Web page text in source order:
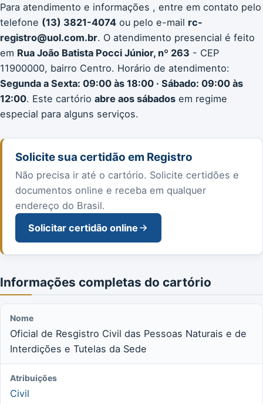
Para atendimento e informações , entre em contato pelo
telefone (13) 3821-4074 ou pelo e-mail rc-
registro@uol.com.br. O atendimento presencial é feito
em Rua João Batista Pocci Júnior, nº 263 - CEP
11900000, bairro Centro. Horário de atendimento:
Segunda a Sexta: 09:00 às 18:00 · Sábado: 09:00 às
12:00. Este cartório abre aos sábados em regime
especial para alguns serviços.
Solicite sua certidão em Registro
Não precisa ir até o cartório. Solicite certidões e
documentos online e receba em qualquer
endereço do Brasil.
Solicitar certidão online
Informações completas do cartório
Nome
Oficial de Resgistro Civil das Pessoas Naturais e de
Interdições e Tutelas da Sede
Atribuições
Civil